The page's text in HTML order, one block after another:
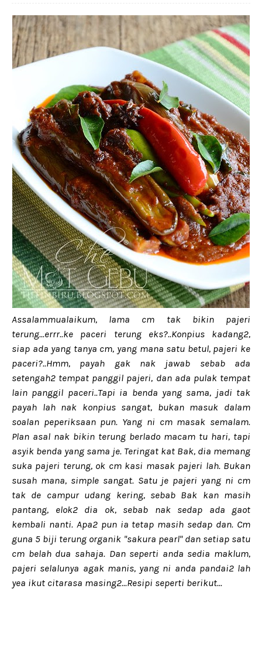
Assalammualaikum, lama cm tak bikin pajeri
terung...errr..ke paceri terung eks?..Konpius kadang2,
siap ada yang tanya cm, yang mana satu betul, pajeri ke
paceri?..Hmm, payah gak nak jawab sebab ada
setengah2 tempat panggil pajeri, dan ada pulak tempat
lain panggil paceri..Tapi ia benda yang sama, jadi tak
payah lah nak konpius sangat, bukan masuk dalam
soalan peperiksaan pun. Yang ni cm masak semalam.
Plan asal nak bikin terung berlado macam tu hari, tapi
asyik benda yang sama je. Teringat kat Bak, dia memang
suka pajeri terung, ok cm kasi masak pajeri lah. Bukan
susah mana, simple sangat. Satu je pajeri yang ni cm
tak de campur udang kering, sebab Bak kan masih
pantang, elok2 dia ok, sebab nak sedap ada gaot
kembali nanti. Apa2 pun ia tetap masih sedap dan. Cm
guna 5 biji terung organik "sakura pearl" dan setiap satu
cm belah dua sahaja. Dan seperti anda sedia maklum,
pajeri selalunya agak manis, yang ni anda pandai2 lah
yea ikut citarasa masing2...Resipi seperti berikut...